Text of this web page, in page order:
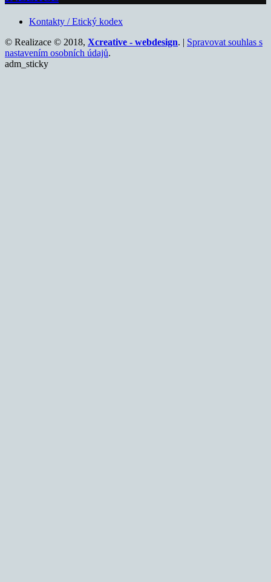
Kontakty / Etický kodex
© Realizace © 2018, Xcreative - webdesign. | Spravovat souhlas s
nastavením osobních údajů.
adm_sticky